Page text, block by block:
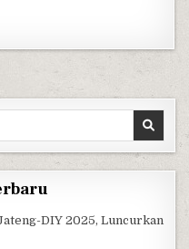
DIY 2025, Luncurkan